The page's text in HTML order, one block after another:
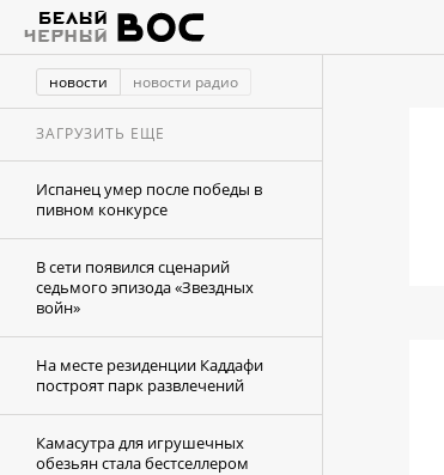
новости новости радио
ЗАГРУЗИТЬ ЕЩЕ
Испанец умер после победы в
пивном конкурсе
В сети появился сценарий
седьмого эпизода «Звездных
войн»
На месте резиденции Каддафи
построят парк развлечений
Камасутра для игрушечных
обезьян стала бестселлером